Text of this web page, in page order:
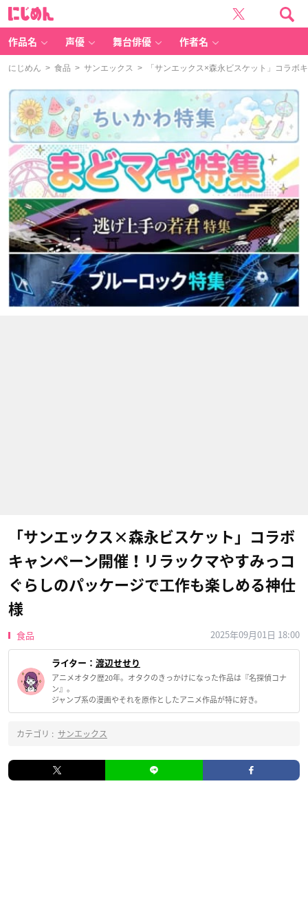
作品名 声優 舞台俳優 作者名
にじめん > 食品 > サンエックス > 「サンエックス×森永ビスケット」コラボ
「サンエックス×森永ビスケット」コラボ
キャンペーン開催！リラックマやすみっコ
ぐらしのパッケージで工作も楽しめる神仕
様
食品 2025年09月01日 18:00
ライター： 渡辺せせり
アニメオタク歴20年。オタクのきっかけになった作品は『名探偵コナ
ン』。
ジャンプ系の漫画やそれを原作としたアニメ作品が特に好き。
カテゴリ : サンエックス